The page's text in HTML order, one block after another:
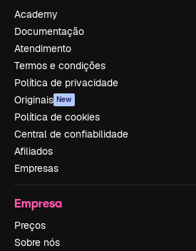
Academy
Documentação
Atendimento
Termos e condições
Política de privacidade
Originais New
Política de cookies
Central de confiabilidade
Afiliados
Empresas
Empresa
Preços
Sobre nós